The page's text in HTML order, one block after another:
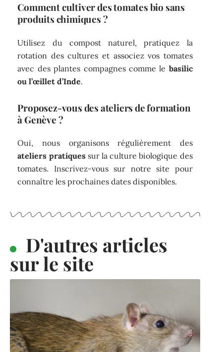
Comment cultiver des tomates bio sans
produits chimiques ?
Utilisez du compost naturel, pratiquez la
rotation des cultures et associez vos tomates
avec des plantes compagnes comme le basilic
ou l’œillet d’Inde.
Proposez-vous des ateliers de formation
à Genève ?
Oui, nous organisons régulièrement des
ateliers pratiquessur la culture biologique des
tomates. Inscrivez-vous sur notre site pour
connaître les prochaines dates disponibles.
D'autres articles
sur le site